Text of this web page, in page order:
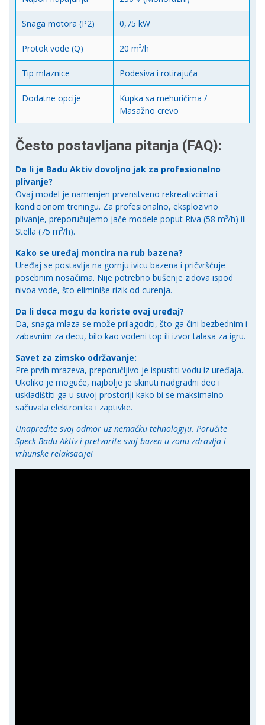
Snaga motora (P2) 0,75 kW
Protok vode (Q) 20 m³/h
Tip mlaznice Podesiva i rotirajuća
Dodatne opcije
Kupka sa mehurićima /
Masažno crevo
Često postavljana pitanja (FAQ):
Da li je Badu Aktiv dovoljno jak za profesionalno
plivanje?
Ovaj model je namenjen prvenstveno rekreativcima i
kondicionom treningu. Za profesionalno, eksplozivno
plivanje, preporučujemo jače modele poput Riva (58 m³/h) ili
Stella (75 m³/h).
Kako se uređaj montira na rub bazena?
Uređaj se postavlja na gornju ivicu bazena i pričvršćuje
posebnim nosačima. Nije potrebno bušenje zidova ispod
nivoa vode, što eliminiše rizik od curenja.
Da li deca mogu da koriste ovaj uređaj?
Da, snaga mlaza se može prilagoditi, što ga čini bezbednim i
zabavnim za decu, bilo kao vodeni top ili izvor talasa za igru.
Savet za zimsko održavanje:
Pre prvih mrazeva, preporučljivo je ispustiti vodu iz uređaja.
Ukoliko je moguće, najbolje je skinuti nadgradni deo i
uskladištiti ga u suvoj prostoriji kako bi se maksimalno
sačuvala elektronika i zaptivke.
Unapredite svoj odmor uz nemačku tehnologiju. Poručite
Speck Badu Aktiv i pretvorite svoj bazen u zonu zdravlja i
vrhunske relaksacije!